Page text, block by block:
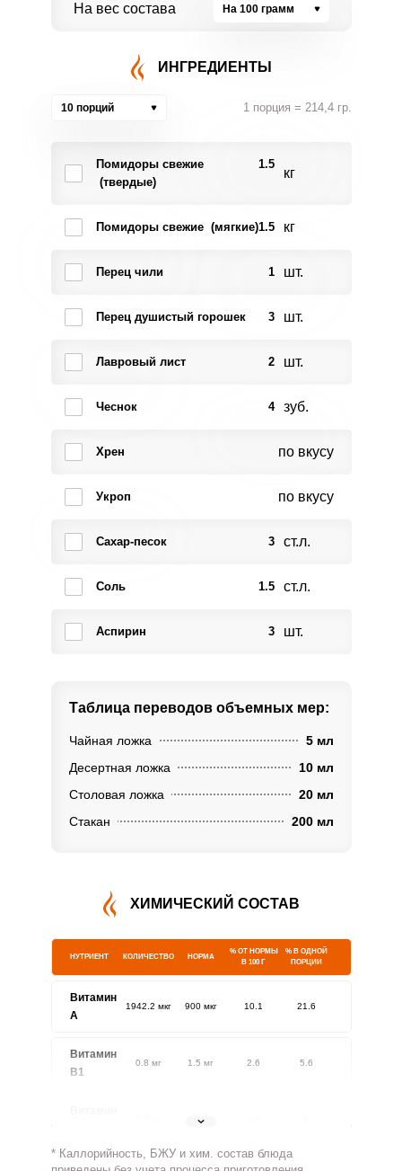
На вес состава На 100 грамм
ИНГРЕДИЕНТЫ
10 порций 1 порция = 214,4 гр.
Помидоры свежие
(твердые)
1.5
кг
Помидоры свежие (мягкие)1.5 кг
Перец чили 1 шт.
Перец душистый горошек 3 шт.
Лавровый лист 2 шт.
Чеснок 4 зуб.
Хрен по вкусу
Укроп по вкусу
Сахар-песок 3 ст.л.
Соль 1.5 ст.л.
Аспирин 3 шт.
Таблица переводов объемных мер:
Чайная ложка
5 мл
Десертная ложка
10 мл
Столовая ложка
20 мл
Стакан
200 мл
ХИМИЧЕСКИЙ СОСТАВ
НУТРИЕНТ КОЛИЧЕСТВО НОРМА
% ОТ НОРМЫ
В 100 Г
% В ОДНОЙ
ПОРЦИИ
Витамин
A
1942.2 мкг 900 мкг 10.1 21.6
Витамин
В1
0.8 мг 1.5 мг 2.6 5.6
1.8 мг
Витамин
* Каллорийность, БЖУ и хим. состав блюда